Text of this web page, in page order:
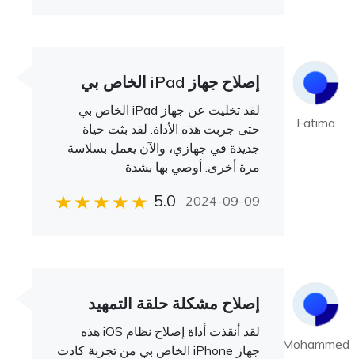
Fatima
إصلاح جهاز iPad الخاص بي
لقد تخليت عن جهاز iPad الخاص بي
حتى جربت هذه الأداة. لقد بثت حياة
جديدة في جهازي، والآن يعمل بسلاسة
مرة أخرى. أوصي بها بشدة
5.0 2024-09-09
Mohammed
إصلاح مشكلة حلقة التمهيد
لقد أنقذت أداة إصلاح نظام iOS هذه
جهاز iPhone الخاص بي من تجربة كادت